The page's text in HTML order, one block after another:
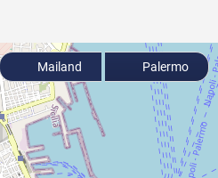
Mailand Palermo